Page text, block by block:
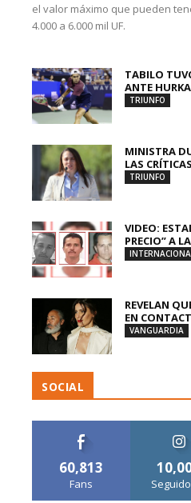
el valor máximo que pueden
4.000 a 6.000 mil UF.
TABILO
ANTE
TRIUNFO
MINISTRA
LAS
TRIUNFO
VIDEO:
PRECIO” A
REVELAN
EN
VANGUARDIA
SOCIAL
60,813
Fans